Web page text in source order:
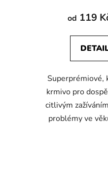
od 119
Superprémiové,
krmivo pro
citlivým
problémy ve